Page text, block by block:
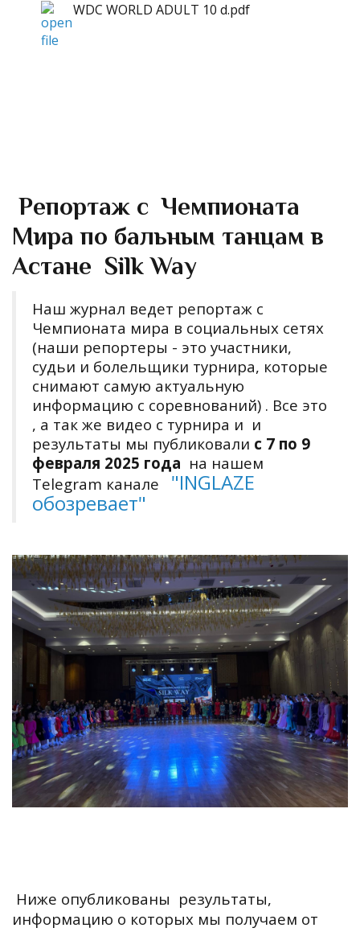
WDC WORLD ADULT 10 d.pdf
Репортаж с Чемпионата
Мира по бальным танцам в
Астане Silk Way
Наш журнал ведет репортаж с
Чемпионата мира в социальных сетях
(наши репортеры - это участники,
судьи и болельщики турнира, которые
снимают самую актуальную
информацию с соревнований) . Все это
, а так же видео с турнира и и
результаты мы публиковали с 7 по 9
февраля 2025 года на нашем
Telegram канале "INGLAZE
обозревает"
Ниже опубликованы результаты,
информацию о которых мы получаем от